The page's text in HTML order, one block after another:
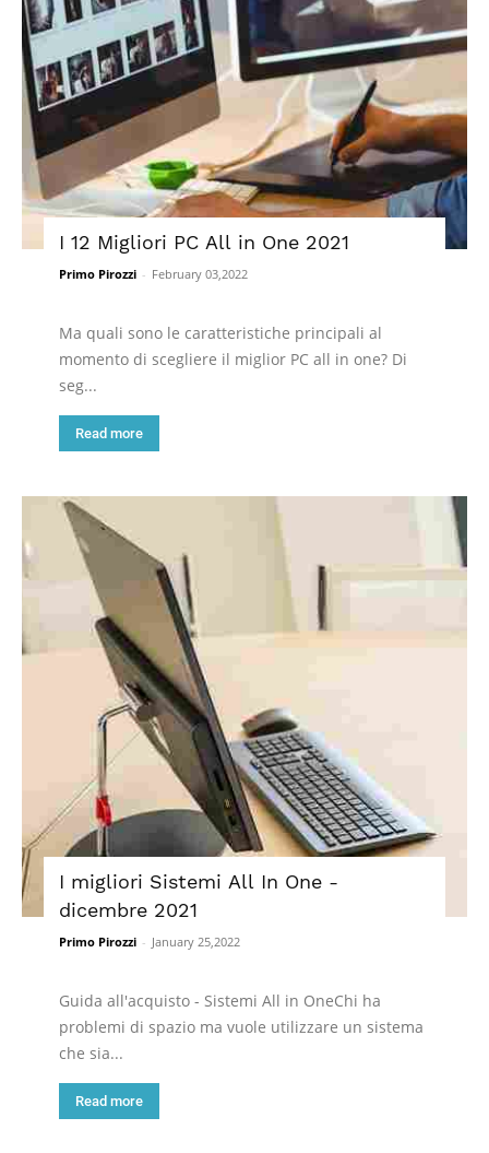
I 12 Migliori PC All in One 2021
Primo Pirozzi - February 03,2022
Ma quali sono le caratteristiche principali al
momento di scegliere il miglior PC all in one? Di
seg...
Read more
I migliori Sistemi All In One -
dicembre 2021
Primo Pirozzi - January 25,2022
Guida all'acquisto - Sistemi All in OneChi ha
problemi di spazio ma vuole utilizzare un sistema
che sia...
Read more